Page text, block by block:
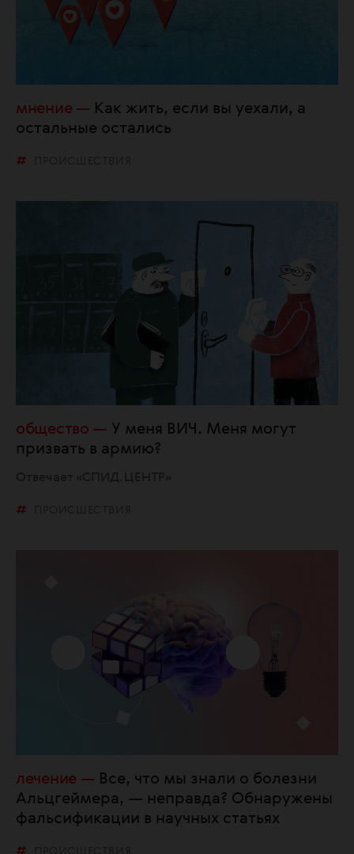
мнение
Как жить, если вы уехали, а
остальные остались
общество
У меня ВИЧ. Меня могут
призвать в армию?
лечение
Все, что мы знали о болезни
Альцгеймера, — неправда? Обнаружены
фальсификации в научных статьях